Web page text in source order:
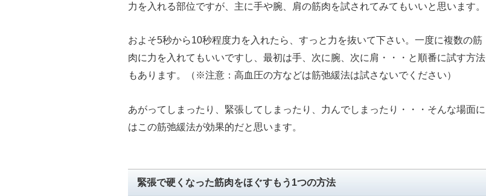
力を入れる部位ですが、主に手や腕、肩の筋肉を試されてみてもいいと思います。
およそ5秒から10秒程度力を入れたら、すっと力を抜いて下さい。一度に複数の筋
肉に力を入れてもいいですし、最初は手、次に腕、次に肩・・・と順番に試す方法
もあります。（※注意：高血圧の方などは筋弛緩法は試さないでください）
あがってしまったり、緊張してしまったり、力んでしまったり・・・そんな場面に
はこの筋弛緩法が効果的だと思います。
緊張で硬くなった筋肉をほぐすもう1つの方法